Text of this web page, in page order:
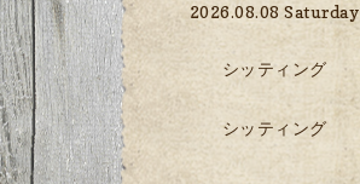
2026.08.08 Saturday
シッティング
シッティング